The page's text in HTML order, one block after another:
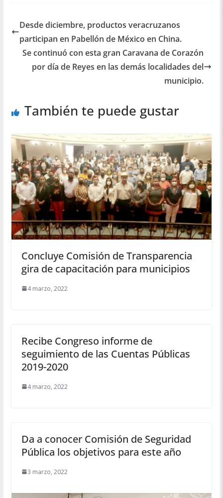
Desde diciembre, productos veracruzanos
participan en Pabellón de México en China.
Se continuó con esta gran Caravana de Corazón
por día de Reyes en las demás localidades del
municipio.
También te puede gustar
Concluye Comisión de Transparencia
gira de capacitación para municipios
4 marzo, 2022
Recibe Congreso informe de
seguimiento de las Cuentas Públicas
2019-2020
4 marzo, 2022
Da a conocer Comisión de Seguridad
Pública los objetivos para este año
3 marzo, 2022